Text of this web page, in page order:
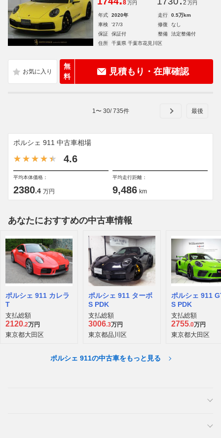
8 万円 2 万円
年式 2020年 走行
0.5万km
車検
'27/3 修復
なし
保証
保証付 整備
法定整備付
住所
千葉県 千葉市花見川区
無
料
見積もり・在庫確認
1 〜 30/735件
ポルシェ 911 中古車相場
4.6
平均本体価格：
2380.4 万円
平均走行距離：
9,486 km
あなたにおすすめの中古車情報
ポルシェ 911 カレラ
T
支払総額
2120.2万円
東京都大田区
ポルシェ 911 ターボ
S PDK
支払総額
3006.3万円
東京都品川区
ポルシェ 911
S PDK
支払総額
2755.0万円
東京都大田区
ポルシェ 911の中古車をもっと見る